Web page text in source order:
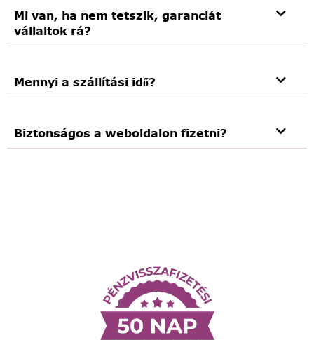
Mi van, ha nem tetszik, garanciát
vállaltok rá?
Mennyi a szállítási idő?
Biztonságos a weboldalon fizetni?